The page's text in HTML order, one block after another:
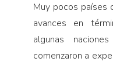
Muy pocos países
avances en
algunas
comenzaron a